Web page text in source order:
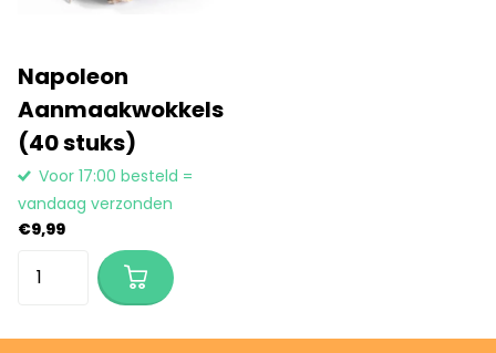
Napoleon
Aanmaakwokkels
(40 stuks)
Voor 17:00 besteld =
vandaag verzonden
€9,99